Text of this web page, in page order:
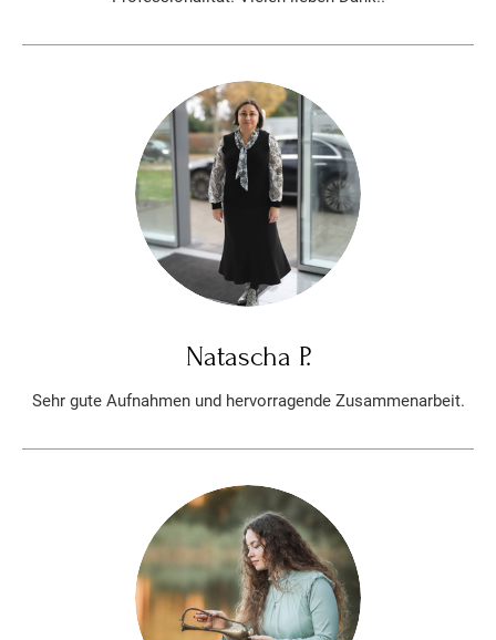
Natascha P.
Sehr gute Aufnahmen und hervorragende Zusammenarbeit.